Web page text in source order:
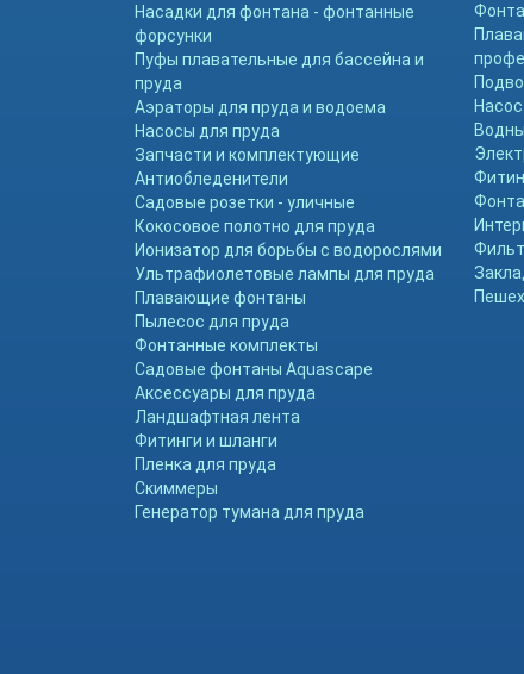
Насадки для фонтана - фонтанные
форсунки
Пуфы плавательные для бассейна и
пруда
Аэраторы для пруда и водоема
Насосы для пруда
Запчасти и комплектующие
Антиобледенители
Садовые розетки - уличные
Кокосовое полотно для пруда
Ионизатор для борьбы с водорослями
Ультрафиолетовые лампы для пруда
Плавающие фонтаны
Пылесос для пруда
Фонтанные комплекты
Садовые фонтаны Aquascape
Аксессуары для пруда
Ландшафтная лента
Фитинги и шланги
Пленка для пруда
Скиммеры
Генератор тумана для пруда